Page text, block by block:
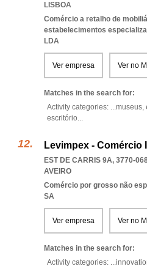
LISBOA
Comércio a retalho de
estabelecimentos
LDA
Ver empresa Ver no
Matches in the search for:
Activity categories: ...museus,
escritório...
Levimpex - Comércio
EST DE CARRIS 9A, 3770-
AVEIRO
Comércio por grosso não
SA
Ver empresa Ver no
Matches in the search for:
Activity categories: ...